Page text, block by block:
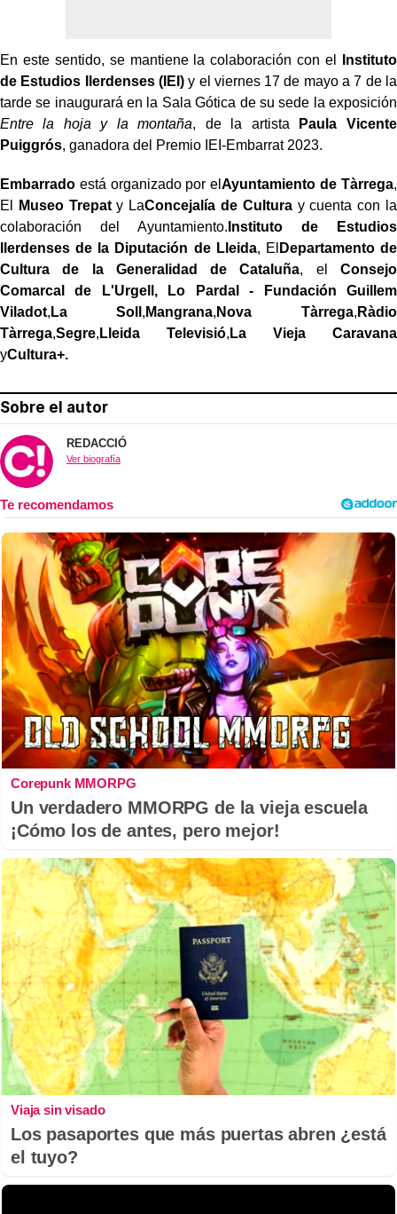
En este sentido, se mantiene la colaboración con el
Instituto
de Estudios Ilerdenses (IEI)y el viernes 17 de mayo a 7 de la
tarde se inaugurará en la Sala Gótica de su sede la exposición
Entre la hoja y la montaña, de la artista
Paula Vicente
Puiggrós, ganadora del Premio IEI-Embarrat 2023.
Embarrado está organizado por elAyuntamiento de Tàrrega,
El
Museo Trepaty LaConcejalía de Culturay cuenta con la
colaboración del Ayuntamiento. Instituto de
Estudios
Ilerdenses de la Diputación de Lleida, El Departamento de
Cultura de la Generalidad de Cataluña, el Consejo
Comarcal de
L'Urgell ,
Lo Pardal - Fundación Guillem
Viladot, La Soll , Mangrana, Nova Tàrrega, Ràdio
Tàrrega,Segre, Lleida Televisió, La Vieja Caravana
yCultura+.
Sobre el autor
REDACCIÓ
Ver biografía
Corepunk MMORPG
Un verdadero MMORPG de la vieja escuela
¡Cómo los de antes, pero mejor!
Viaja sin visado
Los pasaportes que más puertas abren ¿está
el tuyo?